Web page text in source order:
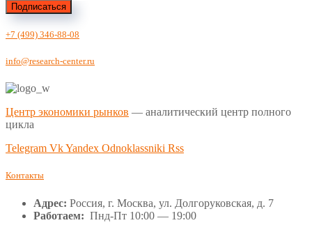
Подписаться
+7 (499) 346-88-08
info@research-center.ru
Центр экономики рынков — аналитический центр полного
цикла
Telegram VkYandex Odnoklassniki Rss
Контакты
Адрес: Россия, г. Москва, ул. Долгоруковская, д. 7
Работаем: Пнд-Пт 10:00 — 19:00